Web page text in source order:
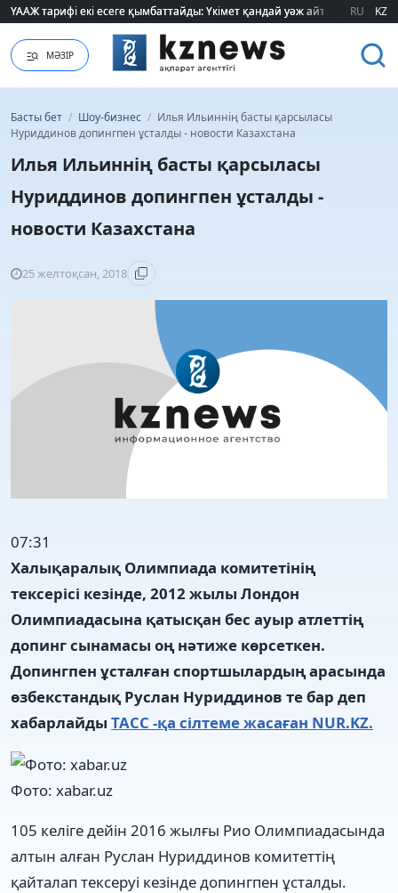
ҮААЖ тарифі екі есеге қымбаттайды: Үкімет қандай уәж айтады?
ҮААЖ тарифі екі есеге қымбаттайды: Үкімет қандай уәж айтады? RU KZ
МӘЗІР
Басты бет / Шоу-бизнес / Илья Ильиннің басты қарсыласы
Нуриддинов допингпен ұсталды - новости Казахстана
Илья Ильиннің басты қарсыласы
Нуриддинов допингпен ұсталды -
новости Казахстана
25 желтоқсан, 2018
07:31
Халықаралық Олимпиада комитетінің
тексерісі кезінде, 2012 жылы Лондон
Олимпиадасына қатысқан бес ауыр атлеттің
допинг сынамасы оң нәтиже көрсеткен.
Допингпен ұсталған спортшылардың арасында
өзбекстандық Руслан Нуриддинов те бар деп
хабарлайды ТАСС -қа сілтеме жасаған NUR.KZ.
Фото: xabar.uz
105 келіге дейін 2016 жылғы Рио Олимпиадасында
алтын алған Руслан Нуриддинов комитеттің
қайталап тексеруі кезінде допингпен ұсталды.